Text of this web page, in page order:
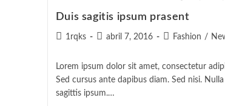
Duis sagitis ipsum prasent
Autor
la
entrada:
1rqks
Publicación
entrada:
abril 7, 2016
Categoría
entrada:
Fashion /
Lorem ipsum dolor sit amet, consectetur
Sed cursus ante dapibus diam. Sed nisi.
sagittis ipsum.…